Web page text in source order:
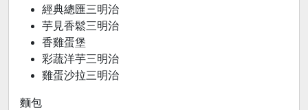
經典總匯三明治
芋見香鬆三明治
香雞蛋堡
彩蔬洋芋三明治
雞蛋沙拉三明治
麵包